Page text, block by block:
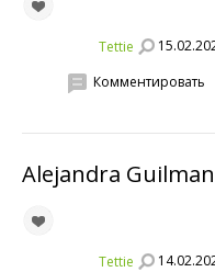
Tettie
Комментировать
Alejandra
Tettie